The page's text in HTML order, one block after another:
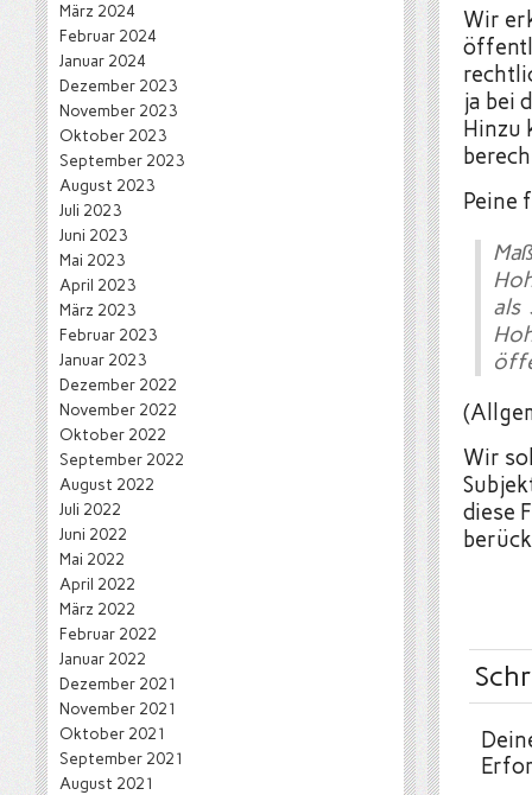
Wir
ja bei
Hinzu
Peine
als
Wir
diese
März 2024
Februar 2024
Januar 2024
Dezember 2023
November 2023
Oktober 2023
September 2023
August 2023
Juli 2023
Juni 2023
Mai 2023
April 2023
März 2023
Februar 2023
Januar 2023
Dezember 2022
November 2022
Oktober 2022
September 2022
August 2022
Juli 2022
Juni 2022
Mai 2022
April 2022
März 2022
Februar 2022
Januar 2022
Dezember 2021
November 2021
Oktober 2021
September 2021
August 2021